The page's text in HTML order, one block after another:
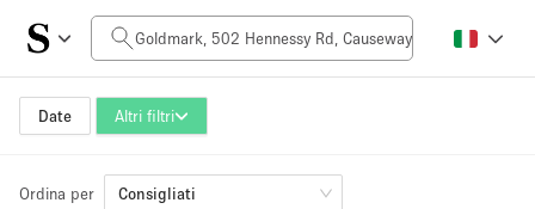
Date Altri filtri
Prezzo al giorno
HK$0
Dimensioni dello spazio
Ordina per Consigliati